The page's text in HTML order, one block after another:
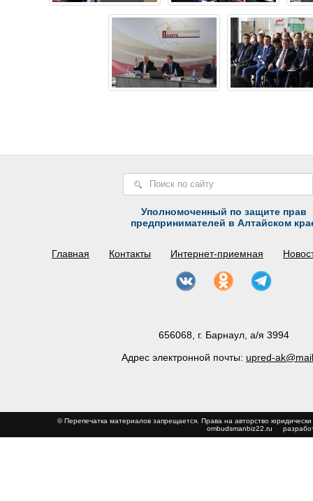
Уполномоченный по защите прав
предпринимателей в Алтайском
Главная Контакты Интернет-приемная
656068, г. Барнаул, а/я 3994
Адрес электронной почты: upred-
© Перепечатка материалов запрещается. Права на авторство
ombudsmanbiz22.ru